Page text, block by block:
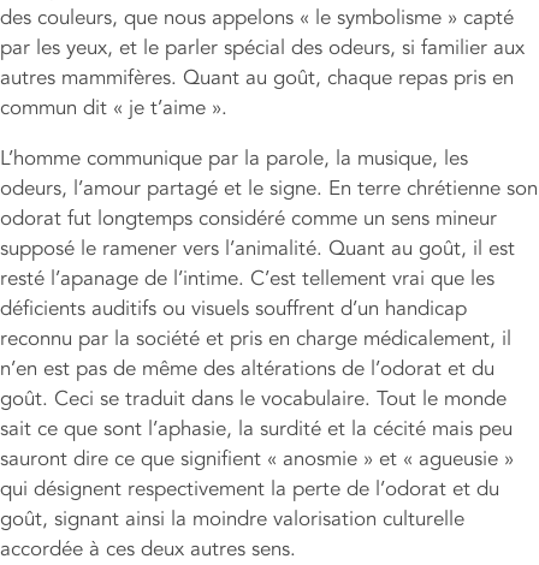
des couleurs, que nous appelons « le symbolisme » capté
par les yeux, et le parler spécial des odeurs, si familier aux
autres mammifères. Quant au goût, chaque repas pris en
commun dit « je t’aime ».
L’homme communique par la parole, la musique, les
odeurs, l’amour partagé et le signe. En terre chrétienne son
odorat fut longtemps considéré comme un sens mineur
supposé le ramener vers l’animalité. Quant au goût, il est
resté l’apanage de l’intime. C’est tellement vrai que les
déficients auditifs ou visuels souffrent d’un handicap
reconnu par la société et pris en charge médicalement, il
n’en est pas de même des altérations de l’odorat et du
goût. Ceci se traduit dans le vocabulaire. Tout le monde
sait ce que sont l’aphasie, la surdité et la cécité mais peu
sauront dire ce que signifient « anosmie » et « agueusie »
qui désignent respectivement la perte de l’odorat et du
goût, signant ainsi la moindre valorisation culturelle
accordée à ces deux autres sens.